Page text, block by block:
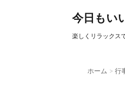
今日もい
楽しくリラックス
ホーム > 行